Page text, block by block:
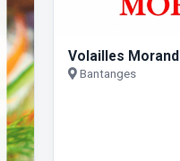
Volailles Morand
Bantanges